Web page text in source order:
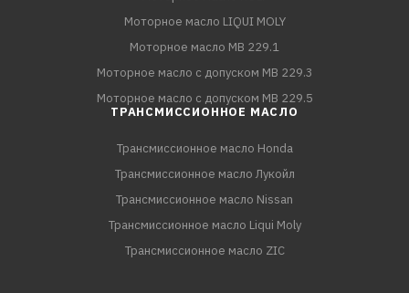
Моторное масло LIQUI MOLY
Моторное масло MB 229.1
Моторное масло с допуском MB 229.3
Моторное масло с допуском MB 229.5
ТРАНСМИССИОННОЕ МАСЛО
Трансмиссионное масло Honda
Трансмиссионное масло Лукойл
Трансмиссионное масло Nissan
Трансмиссионное масло Liqui Moly
Трансмиссионное масло ZIC